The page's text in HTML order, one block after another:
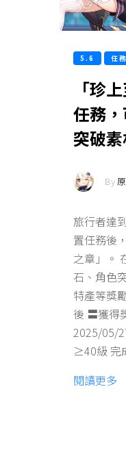
5.6 任務
「珍
任務
突破
By
旅行者達
置任務後
之章」。
石、角色
特產等獎
後 〓獲得
2025/05/
≥40級 完
閱讀更多